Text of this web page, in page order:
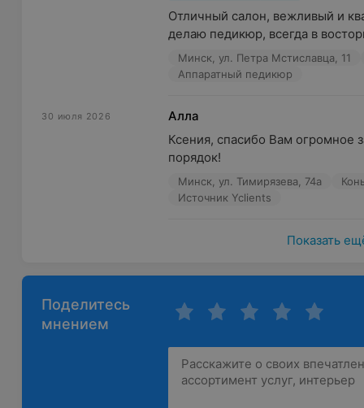
Отличный салон, вежливый и
делаю педикюр, всегда в
Минск, ул. Петра Мстиславца, 11
Аппаратный педикюр
30 июля 2026
Алла
Ксения, спасибо Вам огромное
порядок!
Минск, ул. Тимирязева, 74а
Источник Yclients
Показать
Поделитесь
мнением